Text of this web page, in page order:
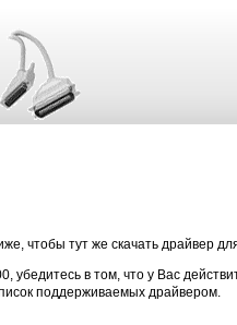
чтобы тут же скачать драйвер
убедитесь в том, что у Вас
поддерживаемых драйвером.